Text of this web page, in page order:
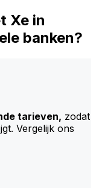
Xe in
banken?
tarieven, zodat
Vergelijk ons